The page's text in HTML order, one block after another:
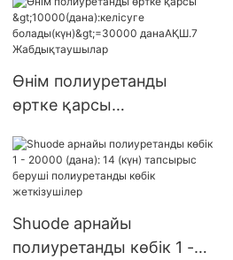
Өнім полиуретанды
өртке қарсы
болады(күн)>=30000
данаАҚШ.7
Жабдықтаушылар
Shuode арнайы
полиуретанды көбік 1 -